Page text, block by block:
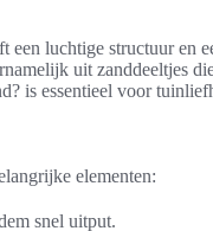
een luchtige structuur
uit zanddeeltjes
is essentieel voor
elementen:
snel uitput.